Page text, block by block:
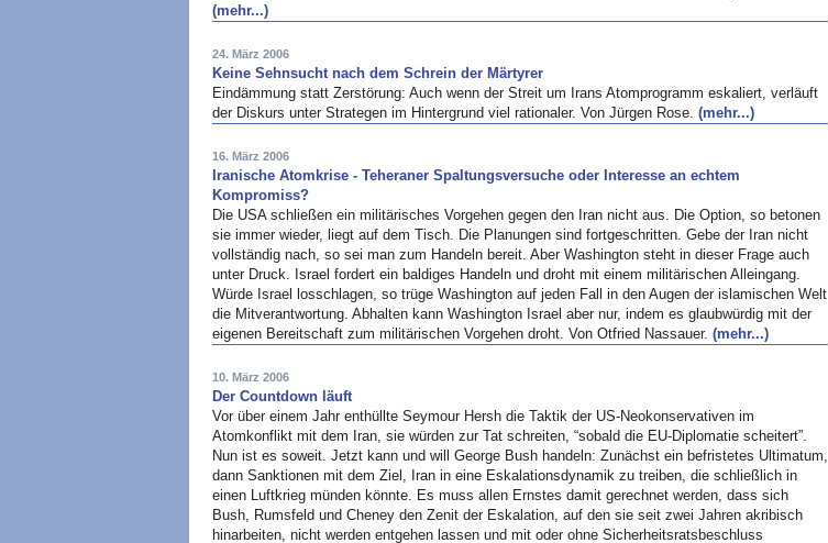
(mehr...)
24. März 2006
Keine Sehnsucht nach dem Schrein der Märtyrer
Eindämmung statt Zerstörung: Auch wenn der Streit um Irans Atomprogramm eskaliert, verläuft
der Diskurs unter Strategen im Hintergrund viel rationaler. Von Jürgen Rose. (mehr...)
16. März 2006
Iranische Atomkrise - Teheraner Spaltungsversuche oder Interesse an echtem
Kompromiss?
Die USA schließen ein militärisches Vorgehen gegen den Iran nicht aus. Die Option, so betonen
sie immer wieder, liegt auf dem Tisch. Die Planungen sind fortgeschritten. Gebe der Iran nicht
vollständig nach, so sei man zum Handeln bereit. Aber Washington steht in dieser Frage auch
unter Druck. Israel fordert ein baldiges Handeln und droht mit einem militärischen Alleingang.
Würde Israel losschlagen, so trüge Washington auf jeden Fall in den Augen der islamischen Welt
die Mitverantwortung. Abhalten kann Washington Israel aber nur, indem es glaubwürdig mit der
eigenen Bereitschaft zum militärischen Vorgehen droht. Von Otfried Nassauer. (mehr...)
10. März 2006
Der Countdown läuft
Vor über einem Jahr enthüllte Seymour Hersh die Taktik der US-Neokonservativen im
Atomkonflikt mit dem Iran, sie würden zur Tat schreiten, “sobald die EU-Diplomatie scheitert”.
Nun ist es soweit. Jetzt kann und will George Bush handeln: Zunächst ein befristetes Ultimatum,
dann Sanktionen mit dem Ziel, Iran in eine Eskalationsdynamik zu treiben, die schließlich in
einen Luftkrieg münden könnte. Es muss allen Ernstes damit gerechnet werden, dass sich
Bush, Rumsfeld und Cheney den Zenit der Eskalation, auf den sie seit zwei Jahren akribisch
hinarbeiten, nicht werden entgehen lassen und mit oder ohne Sicherheitsratsbeschluss